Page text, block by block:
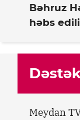
Bəhruz
həbs
Meydan